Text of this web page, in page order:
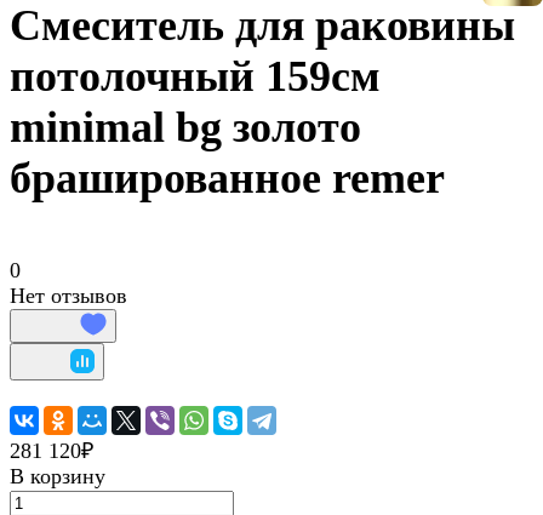
Смеситель для раковины
потолочный 159см
minimal bg золото
брашированное remer
0
Нет отзывов
281 120₽
В корзину